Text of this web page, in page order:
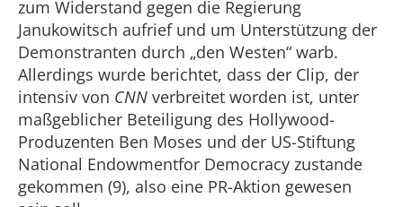
zum Widerstand gegen die Regierung
Janukowitsch aufrief und um Unterstützung der
Demonstranten durch „den Westen“ warb.
Allerdings wurde berichtet, dass der Clip, der
intensiv von CNN verbreitet worden ist, unter
maßgeblicher Beteiligung des Hollywood-
Produzenten Ben Moses und der US-Stiftung
National Endowmentfor Democracy zustande
gekommen (9), also eine PR-Aktion gewesen